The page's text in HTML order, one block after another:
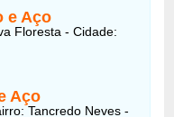
e Aço
Floresta - Cidade:
Aço
Tancredo Neves -